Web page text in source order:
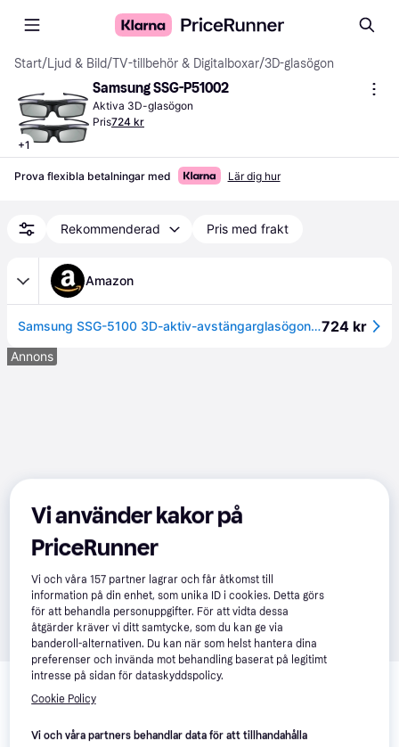
Start/Ljud & Bild/TV-tillbehör & Digitalboxar/3D-glasögon
+1
Samsung SSG-P51002
Aktiva 3D-glasögon
Pris724 kr
Prova flexibla betalningar med Lär dig hur
Rekommenderad Pris med frakt
Amazon
Samsung SSG-5100 3D-aktiv-avstängarglasögon Dubbelpack svart724 kr
Annons
Relaterade produkter
Vi har plockat fram ett urval av produkter som kanske skulle
Vi använder kakor på
PriceRunner
Vi och våra157 partner lagrar och får åtkomst till
information på din enhet, som unika ID i cookies. Detta görs
för att behandla personuppgifter. För att vidta dessa
åtgärder kräver vi ditt samtycke, som du kan ge via
banderoll-alternativen. Du kan när som helst hantera dina
preferenser och invända mot behandling baserat på legitimt
intresse på sidan för dataskyddspolicy.
Cookie Policy
Vi och våra partners behandlar data för att tillhandahålla